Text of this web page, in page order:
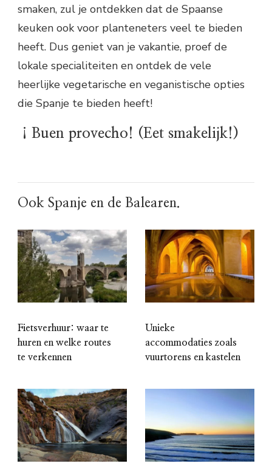
smaken, zul je ontdekken dat de Spaanse
keuken ook voor planteneters veel te bieden
heeft. Dus geniet van je vakantie, proef de
lokale specialiteiten en ontdek de vele
heerlijke vegetarische en veganistische opties
die Spanje te bieden heeft!
¡Buen provecho! (Eet smakelijk!)
Ook Spanje en de Balearen.
Fietsverhuur: waar te
huren en welke routes
te verkennen
Unieke
accommodaties zoals
vuurtorens en kastelen